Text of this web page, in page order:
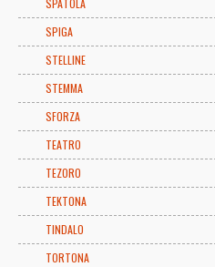
SPATOLA
SPIGA
STELLINE
STEMMA
SFORZA
TEATRO
TEZORO
TEKTONA
TINDALO
TORTONA